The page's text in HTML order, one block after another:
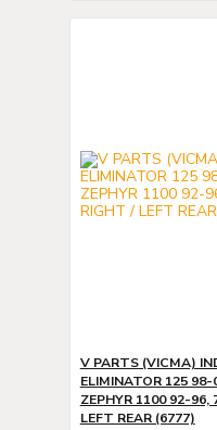
V PARTS (VICMA)
ELIMINATOR 125
ZEPHYR 1100 92-
LEFT REAR (6777)